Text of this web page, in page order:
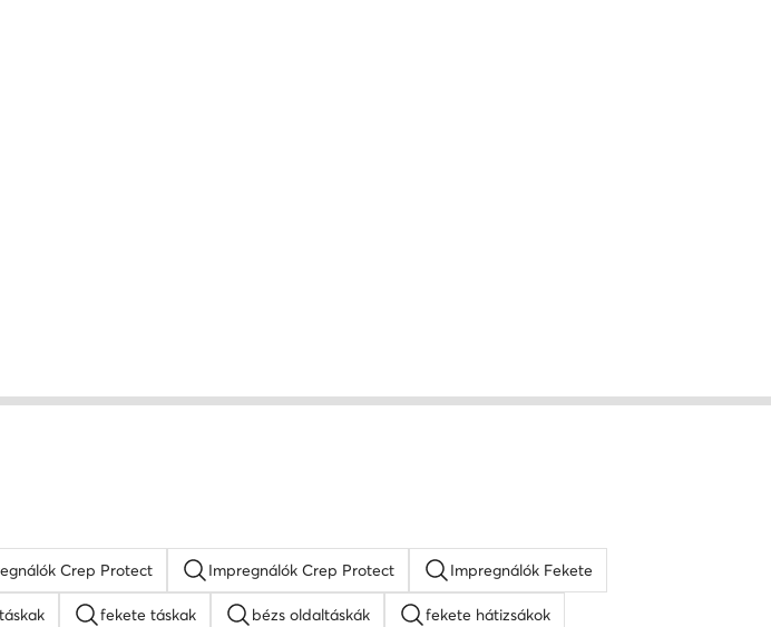
Crep Protect Impregnálók Crep Protect Impregnálók Fekete
fekete táskak bézs oldaltáskák fekete hátizsákok